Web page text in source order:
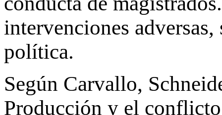
intervenciones
política.
Según Carvallo,
Producción y el